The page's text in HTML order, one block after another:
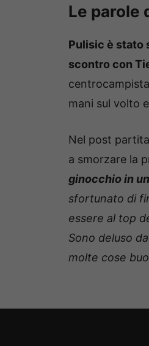
Le parole
Pulisic è stato
scontro con
centrocampista
mani sul volto
Nel post
a smorzare la
ginocchio in
sfortunato di
essere al top
Sono deluso
molte cose